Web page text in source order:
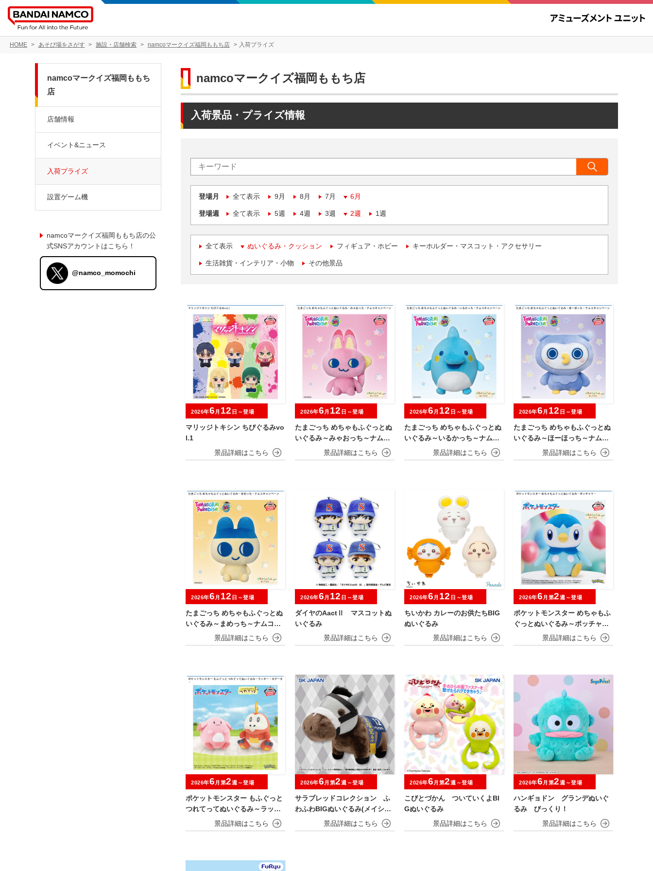
HOME あそび場をさがす 施設・店舗検索 namcoマークイズ福岡ももち店 入荷プライズ
namcoマークイズ福岡ももち店
入荷景品・プライズ情報
登場月 全て表示 9月 8月 7月 6月
登場週 全て表示 5週 4週 3週 2週 1週
全て表示 ぬいぐるみ・クッション フィギュア・ホビー キーホルダー・マスコット・アクセサリー
生活雑貨・インテリア・小物 その他景品
マリッジトキシン ちびぐるみvo
l.1
2026年6 月 12 日～登場
たまごっち めちゃもふぐっとぬ
いぐるみ～みゃおっち～ナムコ
キャンペーン
2026年6 月 12 日～登場
たまごっち めちゃもふぐっとぬ
いぐるみ～いるかっち～ナムコ
キャンペーン
2026年6 月 12 日～登場
たまごっち めちゃもふぐっとぬ
いぐるみ～ほーほっち～ナムコ
キャンペーン
2026年6 月 12 日～登場
たまごっち めちゃもふぐっとぬ
いぐるみ～まめっち～ナムコキ
ャンペーン
2026年6 月 12 日～登場
ダイヤのAactⅡ マスコットぬ
いぐるみ
2026年6 月 12 日～登場
ちいかわ カレーのお供たちBIG
ぬいぐるみ
2026年6 月 12 日～登場
ポケットモンスター めちゃもふ
ぐっとぬいぐるみ～ポッチャマ
2026年6 月第2週～登場
ポケットモンスター もふぐっと
つれてってぬいぐるみ～ラッキ
ー・ホゲータ～
2026年6 月第2週～登場
サラブレッドコレクション ふ
わふわBIGぬいぐるみ(メイショ
2026年6 月第2週～登場
こびとづかん ついていくよBI
Gぬいぐるみ
2026年6 月第2週～登場
ハンギョドン グランデぬいぐ
るみ びっくり！
2026年6 月第2週～登場
namcoマークイズ福岡ももち
店
店舗情報
イベント&ニュース
入荷プライズ
設置ゲーム機
namcoマークイズ福岡ももち店の公
式SNSアカウントはこちら！
@namco_momochi